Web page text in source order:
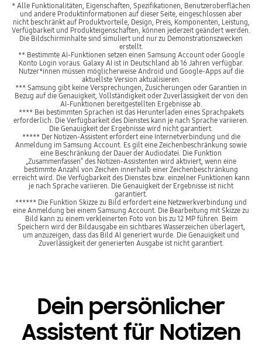
* Alle Funktionalitäten, Eigenschaften, Spezifikationen, Benutzeroberflächen
und andere Produktinformationen auf dieser Seite, eingeschlossen aber
nicht beschränkt auf Produktvorteile, Design, Preis, Komponenten, Leistung,
Verfügbarkeit und Produkteigenschaften, können jederzeit geändert werden.
Die Bildschirminhalte sind simuliert und nur zu Demonstrationszwecken
erstellt.
** Bestimmte AI-Funktionen setzen einen Samsung Account oder Google
Konto Login voraus. Galaxy AI ist in Deutschland ab 16 Jahren verfügbar.
Nutzer*innen müssen möglicherweise Android und Google-Apps auf die
aktuellste Version aktualisieren.
*** Samsung gibt keine Versprechungen, Zusicherungen oder Garantien in
Bezug auf die Genauigkeit, Vollständigkeit oder Zuverlässigkeit der von den
AI-Funktionen bereitgestellten Ergebnisse ab.
**** Bei bestimmten Sprachen ist das Herunterladen eines Sprachpakets
erforderlich. Die Verfügbarkeit des Dienstes kann je nach Sprache variieren.
Die Genauigkeit der Ergebnisse wird nicht garantiert.
***** Der Notizen-Assistent erfordert eine Internetverbindung und die
Anmeldung im Samsung Account. Es gilt eine Zeichenbeschränkung sowie
eine Beschränkung der Dauer der Audiodatei. Die Funktion
„Zusammenfassen“ des Notizen-Assistenten wird aktiviert, wenn eine
bestimmte Anzahl von Zeichen innerhalb einer Zeichenbeschränkung
erreicht wird. Die Verfügbarkeit des Dienstes bzw. einzelner Funktionen kann
je nach Sprache variieren. Die Genauigkeit der Ergebnisse ist nicht
garantiert.
****** Die Funktion Skizze zu Bild erfordert eine Netzwerkverbindung und
eine Anmeldung bei einem Samsung Account. Die Bearbeitung mit Skizze zu
Bild kann zu einem verkleinerten Foto von bis zu 12 MP führen. Beim
Speichern wird der Bildausgabe ein sichtbares Wasserzeichen überlagert,
um anzuzeigen, dass das Bild AI generiert wurde. Die Genauigkeit und
Zuverlässigkeit der generierten Ausgabe ist nicht garantiert.
Dein persönlicher
Assistent für Notizen